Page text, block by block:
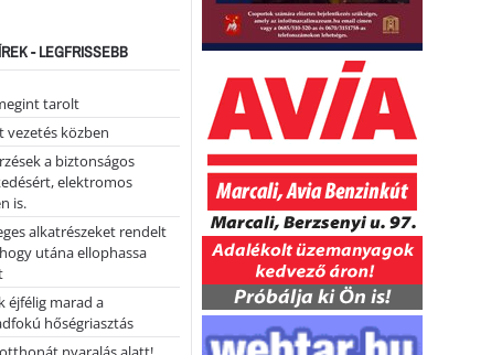
- LEGFRISSEBB
tarolt
vezetés közben
a biztonságos
elektromos
is.
alkatrészeket rendelt
utána ellophassa
éjfélig marad a
hőségriasztás